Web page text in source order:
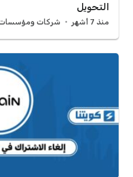
التحويل
منذ 7 أشهر شركات